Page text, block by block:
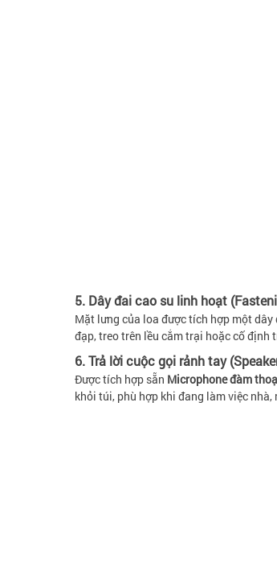
5. Dây đai cao su linh hoạt
Mặt lưng của loa được tích hợp một
đạp, treo trên lều cắm trại hoặc cố định
6. Trả lời cuộc gọi rảnh tay
Được tích hợp sẵn Microphone đàm
khỏi túi, phù hợp khi đang làm việc